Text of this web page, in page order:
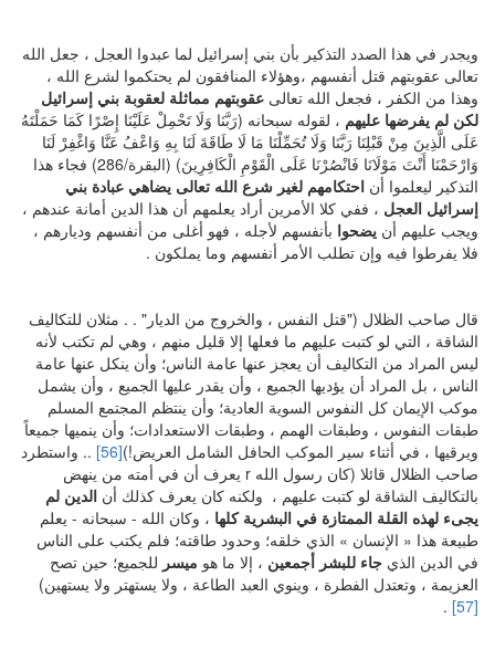
ويجدر في هذا الصدد التذكير بأن بني إسرائيل لما عبدوا العجل ، جعل الله
تعالى عقوبتهم قتل أنفسهم ،وهؤلاء المنافقون لم يحتكموا لشرع الله ،
وهذا من الكفر ، فجعل الله تعالى عقوبتهم مماثلة لعقوبة بني إسرائيل
لكن لم يفرضها عليهم ، لقوله سبحانه (رَبَّنَا وَلَا تَحْمِلْ عَلَيْنَا إِصْرًا كَمَا حَمَلْتَهُ
عَلَى الَّذِينَ مِنْ قَبْلِنَا رَبَّنَا وَلَا تُحَمِّلْنَا مَا لَا طَاقَةَ لَنَا بِهِ وَاعْفُ عَنَّا وَاغْفِرْ لَنَا
وَارْحَمْنَا أَنْتَ مَوْلَانَا فَانْصُرْنَا عَلَى الْقَوْمِ الْكَافِرِينَ) (البقرة/286) فجاء هذا
التذكير ليعلموا أن احتكامهم لغير شرع الله تعالى يضاهي عبادة بني
إسرائيل العجل ، ففي كلا الأمرين أراد يعلمهم أن هذا الدين أمانة عندهم ،
ويجب عليهم أن يضحوا بأنفسهم لأجله ، فهو أغلى من أنفسهم وديارهم ،
فلا يفرطوا فيه وإن تطلب الأمر أنفسهم وما يملكون .
قال صاحب الظلال ("قتل النفس ، والخروج من الديار" . . مثلان للتكاليف
الشاقة ، التي لو كتبت عليهم ما فعلها إلا قليل منهم ، وهي لم تكتب لأنه
ليس المراد من التكاليف أن يعجز عنها عامة الناس؛ وأن ينكل عنها عامة
الناس ، بل المراد أن يؤديها الجميع ، وأن يقدر عليها الجميع ، وأن يشمل
موكب الإيمان كل النفوس السوية العادية؛ وأن ينتظم المجتمع المسلم
طبقات النفوس ، وطبقات الهمم ، وطبقات الاستعدادات؛ وأن ينميها جميعاً
ويرقيها ، في أثناء سير الموكب الحافل الشامل العريض!)[56]
.. واستطرد
صاحب الظلال قائلا (كان رسول الله r يعرف أن في أمته من ينهض
بالتكاليف الشاقة لو كتبت عليهم ، ولكنه كان يعرف كذلك أن الدين لم
يجىء لهذه القلة الممتازة في البشرية كلها ، وكان الله - سبحانه - يعلم
طبيعة هذا « الإنسان » الذي خلقه؛ وحدود طاقته؛ فلم يكتب على الناس
في الدين الذي جاء للبشر أجمعين ، إلا ما هو ميسر للجميع؛ حين تصح
العزيمة ، وتعتدل الفطرة ، وينوي العبد الطاعة ، ولا يستهتر ولا يستهين)
[57]
.